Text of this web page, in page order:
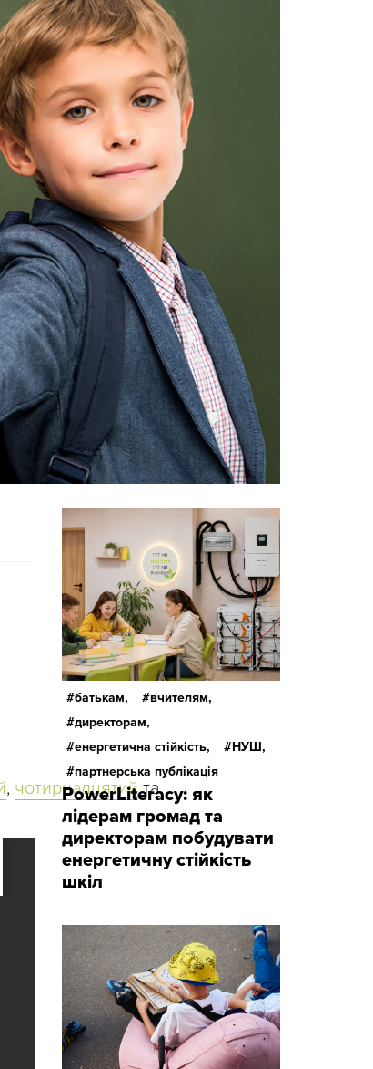
, чотирнадцятийта
батькам,
вчителям,
директорам,
енергетична стійкість,
НУШ,
партнерська публікація
PowerLiteracy: як
лідерам громад та
директорам побудувати
енергетичну стійкість
шкіл